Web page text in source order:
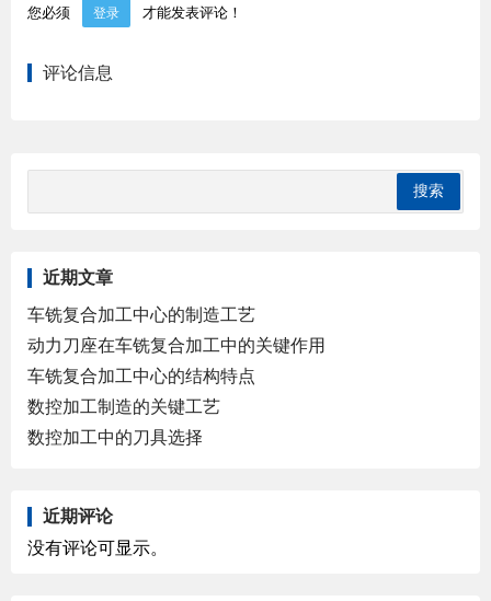
您必须 登录 才能发表评论！
评论信息
近期文章
车铣复合加工中心的制造工艺
动力刀座在车铣复合加工中的关键作用
车铣复合加工中心的结构特点
数控加工制造的关键工艺
数控加工中的刀具选择
近期评论
没有评论可显示。